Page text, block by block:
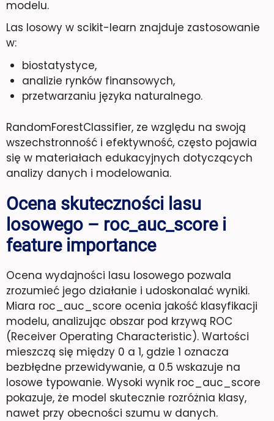
modelu.
Las losowy w scikit-learn znajduje zastosowanie
w:
biostatystyce,
analizie rynków finansowych,
przetwarzaniu języka naturalnego.
RandomForestClassifier, ze względu na swoją
wszechstronność i efektywność, często pojawia
się w materiałach edukacyjnych dotyczących
analizy danych i modelowania.
Ocena skuteczności lasu
losowego – roc_auc_score i
feature importance
Ocena wydajności lasu losowego pozwala
zrozumieć jego działanie i udoskonalać wyniki.
Miara roc_auc_score ocenia jakość klasyfikacji
modelu, analizując obszar pod krzywą ROC
(Receiver Operating Characteristic). Wartości
mieszczą się między 0 a 1, gdzie 1 oznacza
bezbłędne przewidywanie, a 0.5 wskazuje na
losowe typowanie. Wysoki wynik roc_auc_score
pokazuje, że model skutecznie rozróżnia klasy,
nawet przy obecności szumu w danych.